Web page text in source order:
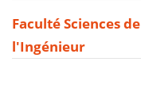
Faculté Sciences de
l'Ingénieur